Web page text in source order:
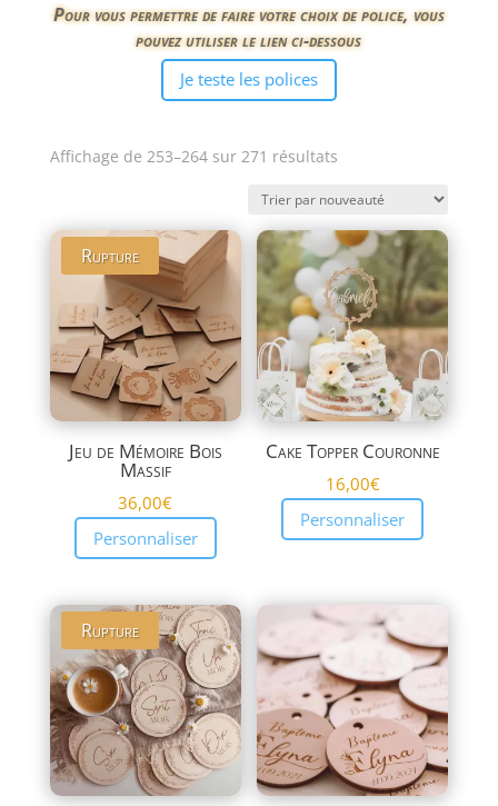
Pour vous permettre de faire votre choix de police, vous
pouvez utiliser le lien ci-dessous
Je teste les polices
Affichage de 253–264 sur 271 résultatsTrié
plus
récent
au
plus
ancien
Rupture
Jeu de Mémoire Bois
Massif
36,00€
Personnaliser
Cake Topper Couronne
16,00€
Personnaliser
Rupture